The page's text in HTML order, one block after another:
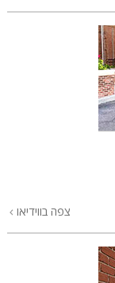
צפה בווידיאו